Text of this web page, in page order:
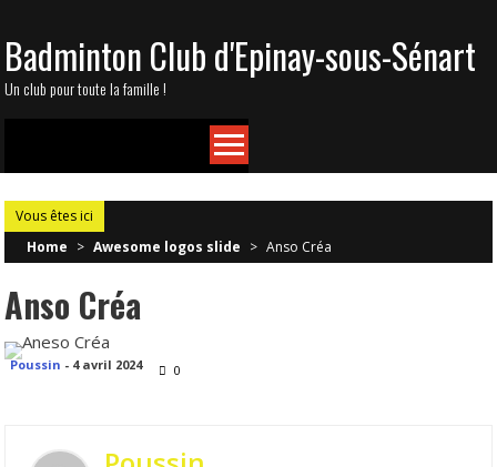
to
content
Badminton Club d'Epinay-sous-Sénart
Un club pour toute la famille !
Vous êtes ici
Home > Awesome logos slide > Anso Créa
Anso Créa
Poussin - 4 avril 2024 0